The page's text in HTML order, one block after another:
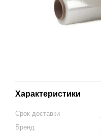
Характеристики
Срок доставки
Бренд